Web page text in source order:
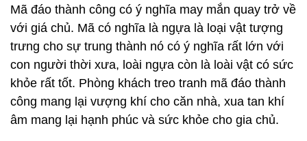
Mã đáo thành công có ý nghĩa may mắn quay trở về
với giá chủ. Mã có nghĩa là ngựa là loại vật tượng
trưng cho sự trung thành nó có ý nghĩa rất lớn với
con người thời xưa, loài ngựa còn là loài vật có sức
khỏe rất tốt. Phòng khách treo tranh mã đáo thành
công mang lại vượng khí cho căn nhà, xua tan khí
âm mang lại hạnh phúc và sức khỏe cho gia chủ.